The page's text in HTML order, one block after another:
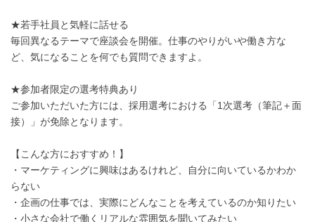
★若手社員と気軽に話せる
毎回異なるテーマで座談会を開催。仕事のやりがいや働き方な
ど、気になることを何でも質問できますよ。
★参加者限定の選考特典あり
ご参加いただいた方には、採用選考における「1次選考（筆記＋面
接）」が免除となります。
【こんな方におすすめ！】
・マーケティングに興味はあるけれど、自分に向いているかわか
らない
・企画の仕事では、実際にどんなことを考えているのか知りたい
・小さな会社で働くリアルな雰囲気を聞いてみたい